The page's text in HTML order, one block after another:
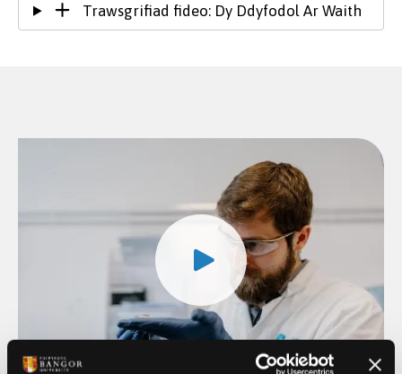
Trawsgrifiad fideo: Dy Ddyfodol Ar Waith